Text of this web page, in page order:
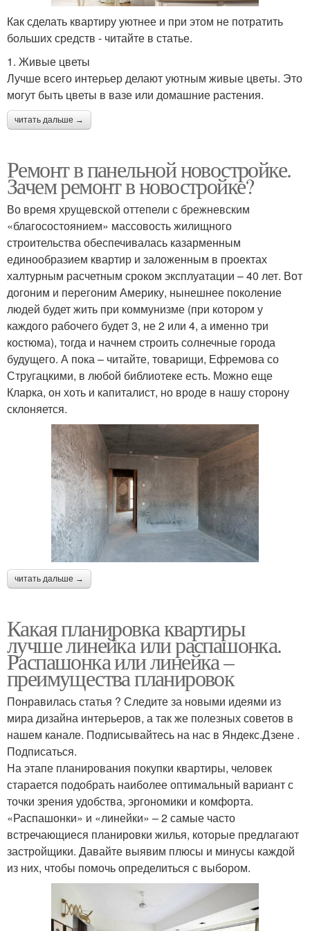
Как сделать квартиру уютнее и при этом не потратить
больших средств - читайте в статье.
1. Живые цветы
Лучше всего интерьер делают уютным живые цветы. Это
могут быть цветы в вазе или домашние растения.
читать дальше →
Ремонт в панельной новостройке.
Зачем ремонт в новостройке?
Во время хрущевской оттепели с брежневским
«благосостоянием» массовость жилищного
строительства обеспечивалась казарменным
единообразием квартир и заложенным в проектах
халтурным расчетным сроком эксплуатации – 40 лет. Вот
догоним и перегоним Америку, нынешнее поколение
людей будет жить при коммунизме (при котором у
каждого рабочего будет 3, не 2 или 4, а именно три
костюма), тогда и начнем строить солнечные города
будущего. А пока – читайте, товарищи, Ефремова со
Стругацкими, в любой библиотеке есть. Можно еще
Кларка, он хоть и капиталист, но вроде в нашу сторону
склоняется.
читать дальше →
Какая планировка квартиры
лучше линейка или распашонка.
Распашонка или линейка –
преимущества планировок
Понравилась статья ? Следите за новыми идеями из
мира дизайна интерьеров, а так же полезных советов в
нашем канале. Подписывайтесь на нас в Яндекс.Дзене .
Подписаться.
На этапе планирования покупки квартиры, человек
старается подобрать наиболее оптимальный вариант с
точки зрения удобства, эргономики и комфорта.
«Распашонки» и «линейки» – 2 самые часто
встречающиеся планировки жилья, которые предлагают
застройщики. Давайте выявим плюсы и минусы каждой
из них, чтобы помочь определиться с выбором.